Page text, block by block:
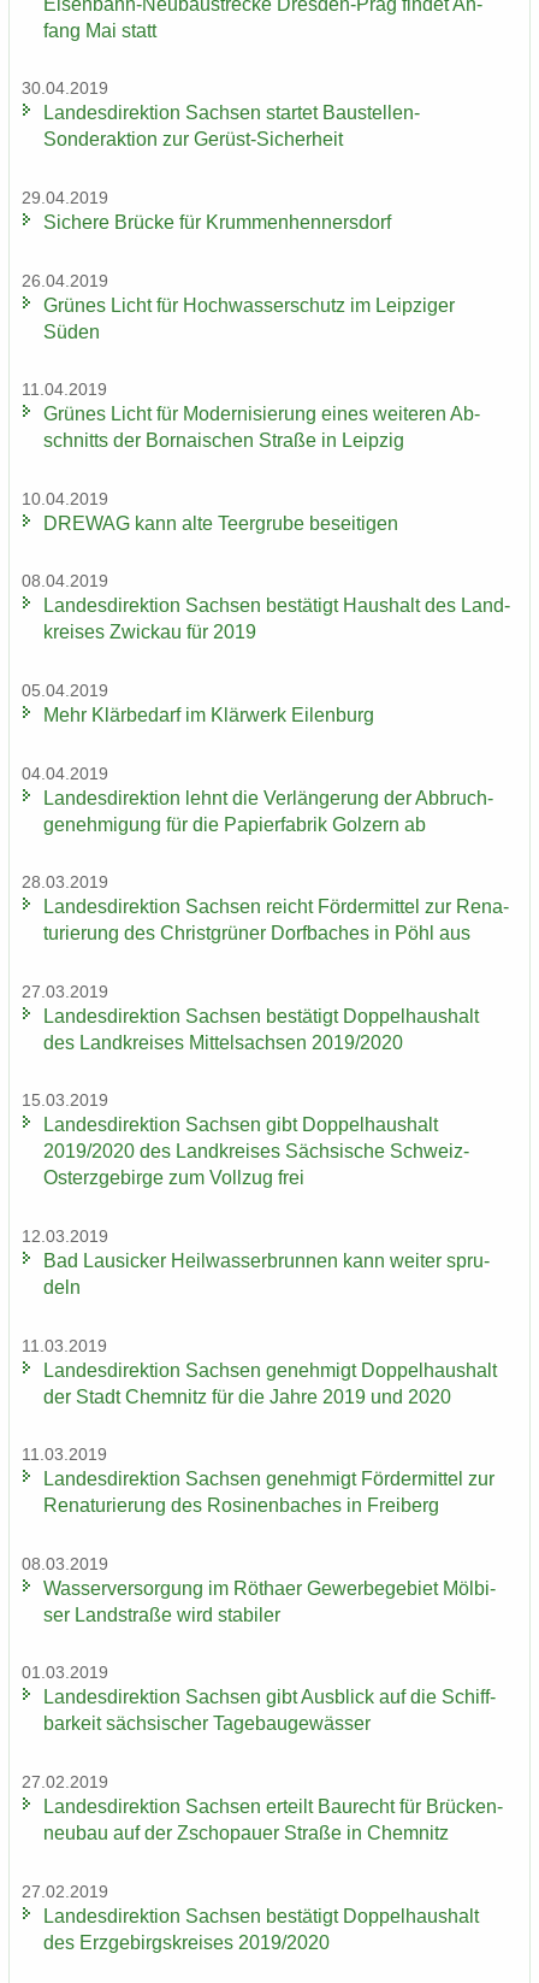
fang Mai statt
30.04.2019
Lan­des­di­rek­ti­on Sach­sen star­tet Baustellen-​
Sonderaktion zur Gerüst-​Sicherheit
29.04.2019
Si­che­re Brü­cke für Krum­men­hen­ners­dorf
26.04.2019
Grü­nes Licht für Hoch­was­ser­schutz im Leip­zi­ger
Süden
11.04.2019
Grü­nes Licht für Mo­der­ni­sie­rung eines wei­te­ren Ab­
schnitts der Bor­na­i­schen Stra­ße in Leip­zig
10.04.2019
DRE­WAG kann alte Teergru­be be­sei­ti­gen
08.04.2019
Lan­des­di­rek­ti­on Sach­sen be­stä­tigt Haus­halt des Land­
krei­ses Zwi­ckau für 2019
05.04.2019
Mehr Klär­be­darf im Klär­werk Ei­len­burg
04.04.2019
Lan­des­di­rek­ti­on lehnt die Ver­län­ge­rung der Ab­bruch­
ge­neh­mi­gung für die Pa­pier­fa­brik Golz­ern ab
28.03.2019
Lan­des­di­rek­ti­on Sach­sen reicht För­der­mit­tel zur Re­na­
tu­rie­rung des Christ­grü­ner Dorf­ba­ches in Pöhl aus
27.03.2019
Lan­des­di­rek­ti­on Sach­sen be­stä­tigt Dop­pel­haus­halt
des Land­krei­ses Mit­tel­sach­sen 2019/2020
15.03.2019
Lan­des­di­rek­ti­on Sach­sen gibt Dop­pel­haus­halt
2019/2020 des Land­krei­ses Säch­si­sche Schweiz-​
Osterzgebirge zum Voll­zug frei
12.03.2019
Bad Lau­si­cker Heil­was­ser­brun­nen kann wei­ter spru­
deln
11.03.2019
Lan­des­di­rek­ti­on Sach­sen ge­neh­migt Dop­pel­haus­halt
der Stadt Chem­nitz für die Jahre 2019 und 2020
11.03.2019
Lan­des­di­rek­ti­on Sach­sen ge­neh­migt För­der­mit­tel zur
Re­na­tu­rie­rung des Ro­si­nen­ba­ches in Frei­berg
08.03.2019
Was­ser­ver­sor­gung im Rö­tha­er Ge­wer­be­ge­biet Möl­bi­
ser Land­stra­ße wird sta­bi­ler
01.03.2019
Lan­des­di­rek­ti­on Sach­sen gibt Aus­blick auf die Schiff­
bar­keit säch­si­scher Ta­ge­bau­ge­wäs­ser
27.02.2019
Lan­des­di­rek­ti­on Sach­sen er­teilt Bau­recht für Brü­cken­
neu­bau auf der Zscho­pau­er Stra­ße in Chem­nitz
27.02.2019
Lan­des­di­rek­ti­on Sach­sen be­stä­tigt Dop­pel­haus­halt
des Erz­ge­birgs­krei­ses 2019/2020